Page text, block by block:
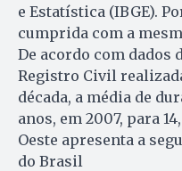
e Estatística (IBGE).
cumprida com a
De acordo com dados
Registro Civil
década, a média de
anos, em 2007, para
Oeste apresenta a
do Brasil